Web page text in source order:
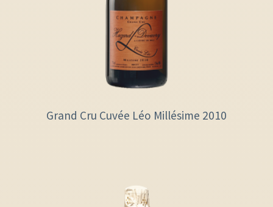
Grand Cru Cuvée Léo Millésime 2010